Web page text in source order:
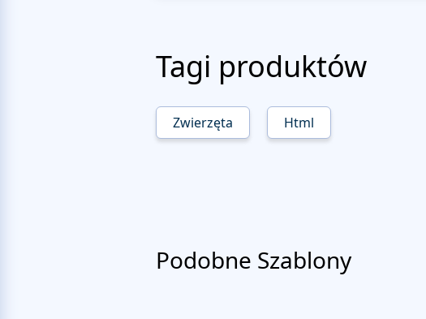
Tagi produktów
Zwierzęta Html
Podobne Szablony